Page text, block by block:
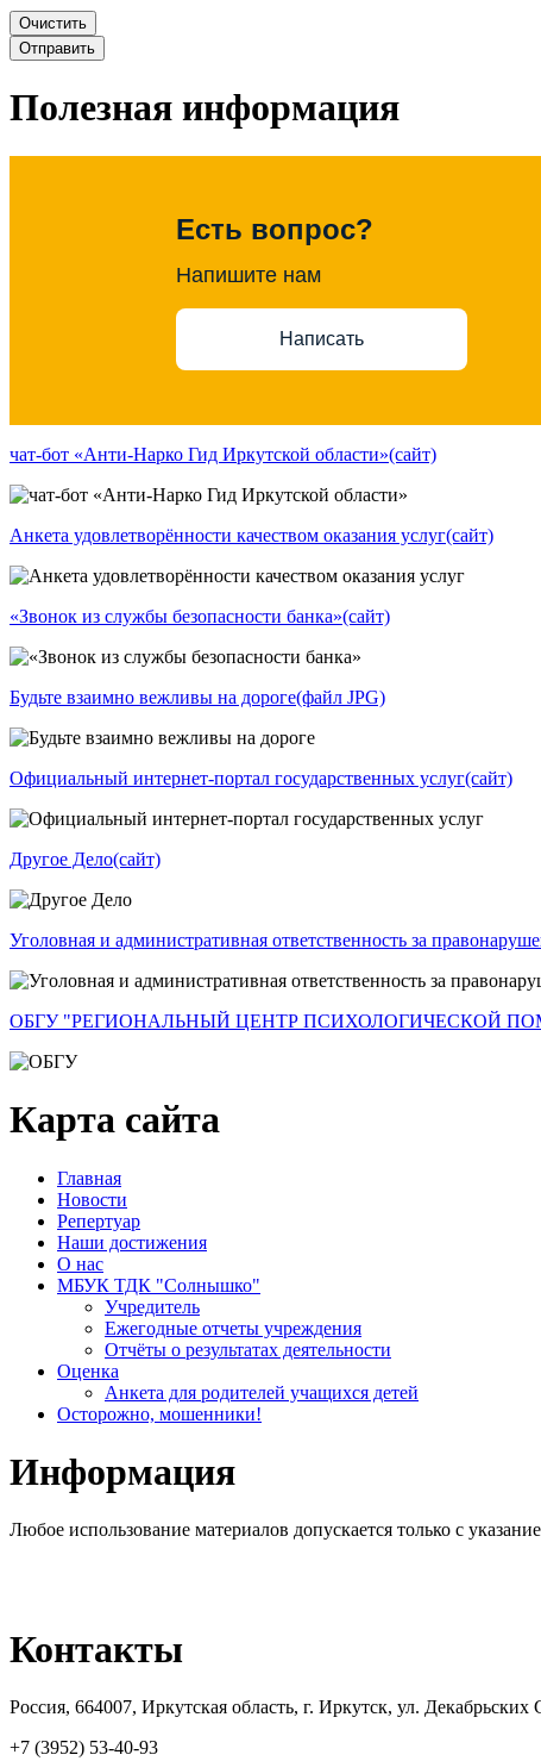
Полезная информация
Есть вопрос?
Напишите нам
Написать
чат-бот «Анти-Нарко Гид Иркутской области»(сайт)
Анкета удовлетворённости качеством оказания услуг(сайт)
«Звонок из службы безопасности банка»(сайт)
Будьте взаимно вежливы на дороге(файл JPG)
Официальный интернет-портал государственных услуг(сайт)
Другое Дело(сайт)
Уголовная и административная ответственность за
ОБГУ "РЕГИОНАЛЬНЫЙ ЦЕНТР ПСИХОЛОГИЧЕСКОЙ
Карта сайта
Главная
Новости
Репертуар
Наши достижения
О нас
МБУК ТДК "Солнышко"
Учредитель
Ежегодные отчеты учреждения
Отчёты о результатах деятельности
Оценка
Анкета для родителей учащихся детей
Осторожно, мошенники!
Информация
Любое использование материалов допускается только с
Контакты
Россия, 664007, Иркутская область, г. Иркутск, ул.
+7 (3952) 53-40-93